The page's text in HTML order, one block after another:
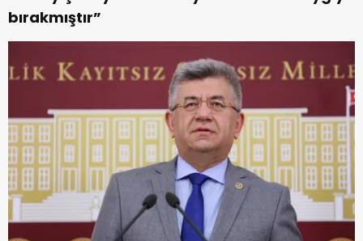
bırakmıştır”